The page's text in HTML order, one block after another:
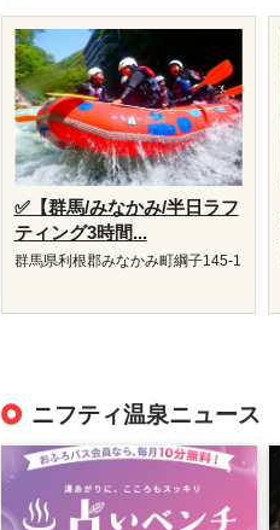
✅【群馬/みなかみ/半日ラフ
ティング3時間...
群馬県利根郡みなかみ町綱子145-1
ニフティ温泉ニュース